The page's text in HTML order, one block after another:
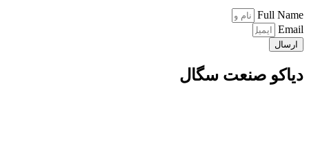
Full Name
Email
ارسال
دیاکو صنعت سگال